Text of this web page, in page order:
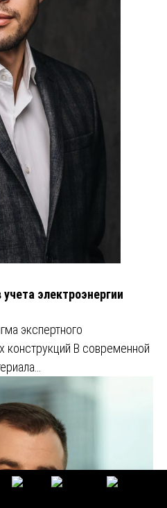
электроэнергии
экспертного
конструкций В современной